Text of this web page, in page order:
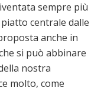
sempre più
centrale dalle
anche in
si può abbinare
nostra
molto, come